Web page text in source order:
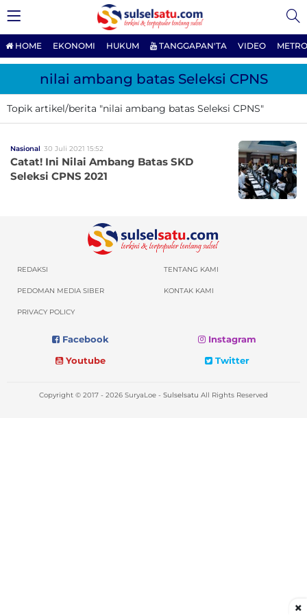
HOME EKONOMI HUKUM TANGGAPAN'TA VIDEO
nilai ambang batas Seleksi CPNS
Topik artikel/berita "nilai ambang batas Seleksi CPNS"
Nasional 30 Juli 2021 15:52
Catat! Ini Nilai Ambang Batas SKD
Seleksi CPNS 2021
REDAKSI TENTANG KAMI
PEDOMAN MEDIA SIBER KONTAK KAMI
PRIVACY POLICY
Facebook
Instagram
Youtube
Twitter
Copyright © 2017 - 2026 SuryaLoe - Sulselsatu All Rights Reserved
×